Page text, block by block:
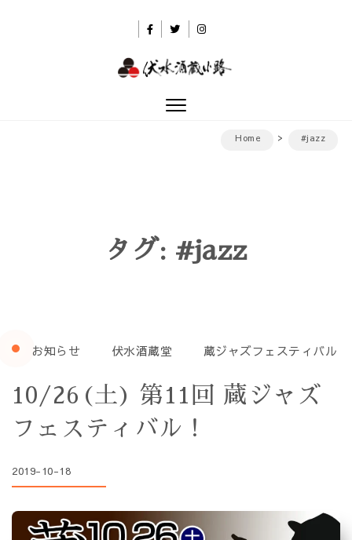
Toggle
Home
#jazz
タグ: #jazz
お知らせ 伏水酒蔵堂 蔵ジャズフェスティバル
10/26(土) 第11回 蔵ジャズ
フェスティバル！
2019-10-18